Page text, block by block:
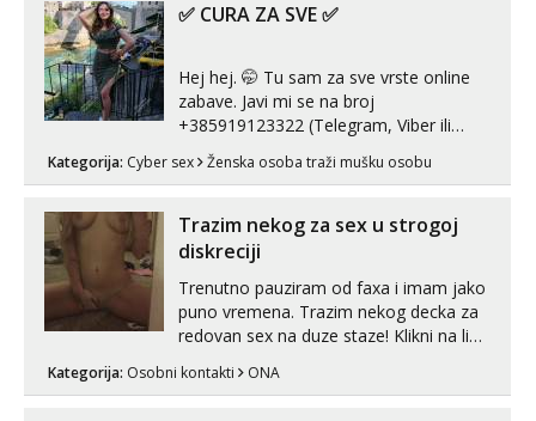
✅ CURA ZA SVE ✅
Hej hej. 🤭 Tu sam za sve vrste online
zabave. Javi mi se na broj
+385919123322 (Telegram, Viber ili
Whatsapp). 🤙 NE javljaj se na uzivo.
Hvala.
Kategorija: Cyber sex Ženska osoba traži mušku osobu
Trazim nekog za sex u strogoj
diskreciji
Trenutno pauziram od faxa i imam jako
puno vremena. Trazim nekog decka za
redovan sex na duze staze! Klikni na link
Kategorija: Osobni kontakti ONA